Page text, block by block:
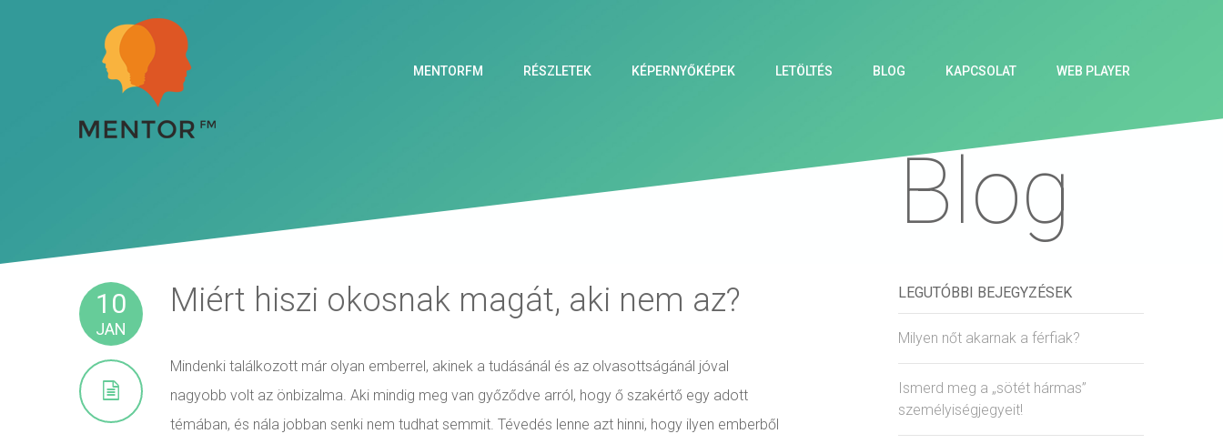
MENTORFM RÉSZLETEK KÉPERNYŐKÉPEK LETÖLTÉS BLOG KAPCSOLAT WEB PLAYER
10
JAN
Miért hiszi okosnak magát, aki nem az?
Mindenki találkozott már olyan emberrel, akinek a tudásánál és az olvasottságánál jóval
nagyobb volt az önbizalma. Aki mindig meg van győződve arról, hogy ő szakértő egy adott
témában, és nála jobban senki nem tudhat semmit. Tévedés lenne azt hinni, hogy ilyen emberből
Blog
LEGUTÓBBI BEJEGYZÉSEK
Milyen nőt akarnak a férfiak?
Ismerd meg a „sötét hármas”
személyiségjegyeit!